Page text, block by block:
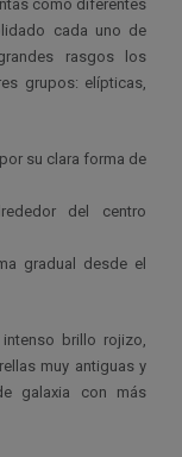
como diferentes
cada uno de
rasgos los
grupos: elípticas,
su clara forma de
del centro
gradual desde el
brillo rojizo,
muy antiguas y
galaxia con más